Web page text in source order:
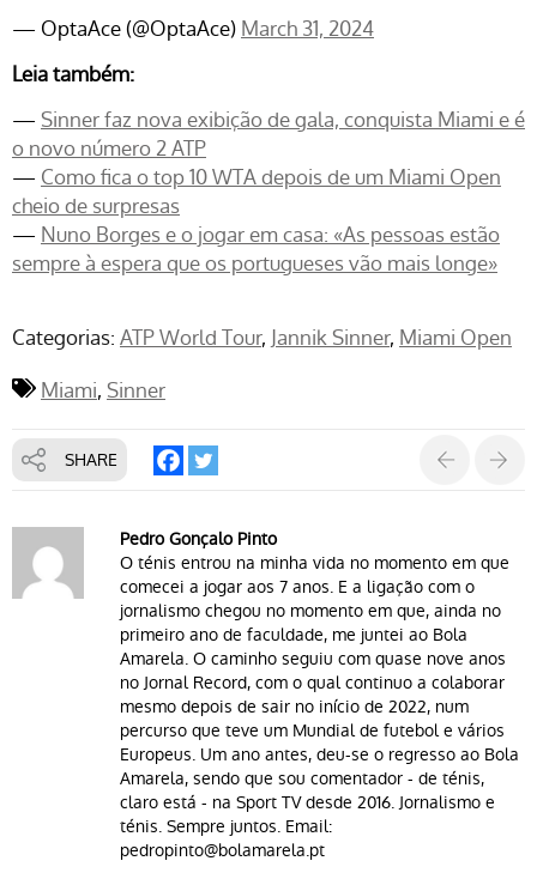
— OptaAce (@OptaAce) March 31, 2024
Leia também:
— Sinner faz nova exibição de gala, conquista Miami e é
o novo número 2 ATP
— Como fica o top 10 WTA depois de um Miami Open
cheio de surpresas
— Nuno Borges e o jogar em casa: «As pessoas estão
sempre à espera que os portugueses vão mais longe»
Categorias: ATP World Tour Jannik Sinner Miami Open
Miami Sinner
SHARE
Pedro Gonçalo Pinto
O ténis entrou na minha vida no momento em que
comecei a jogar aos 7 anos. E a ligação com o
jornalismo chegou no momento em que, ainda no
primeiro ano de faculdade, me juntei ao Bola
Amarela. O caminho seguiu com quase nove anos
no Jornal Record, com o qual continuo a colaborar
mesmo depois de sair no início de 2022, num
percurso que teve um Mundial de futebol e vários
Europeus. Um ano antes, deu-se o regresso ao Bola
Amarela, sendo que sou comentador - de ténis,
claro está - na Sport TV desde 2016. Jornalismo e
ténis. Sempre juntos. Email:
pedropinto@bolamarela.pt